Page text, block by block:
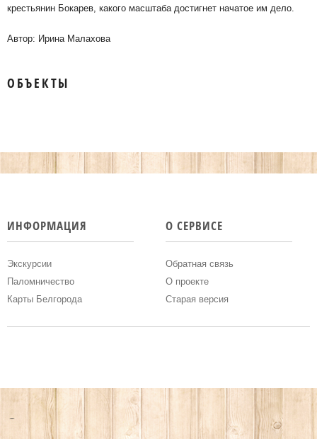
крестьянин Бокарев, какого масштаба достигнет начатое им дело.
Автор: Ирина Малахова
ОБЪЕКТЫ
ИНФОРМАЦИЯ
Экскурсии
Паломничество
Карты Белгорода
О СЕРВИСЕ
Обратная связь
О проекте
Старая версия